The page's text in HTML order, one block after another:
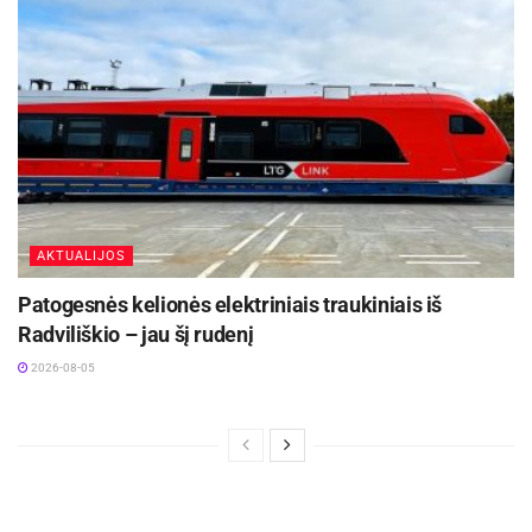
AKTUALIJOS
Patogesnės kelionės elektriniais traukiniais iš
Radviliškio – jau šį rudenį
2026-08-05